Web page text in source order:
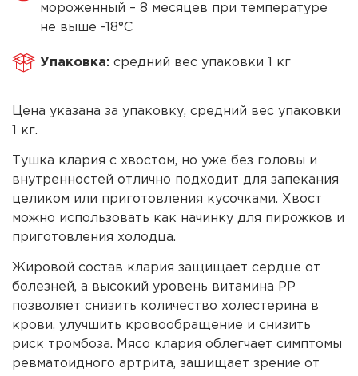
мороженный – 8 месяцев при температуре
не выше -18°С
Упаковка: средний вес упаковки 1 кг
Цена указана за упаковку, средний вес упаковки
1 кг.
Тушка клария с хвостом, но уже без головы и
внутренностей отлично подходит для запекания
целиком или приготовления кусочками. Хвост
можно использовать как начинку для пирожков и
приготовления холодца.
Жировой состав клария защищает сердце от
болезней, а высокий уровень витамина РР
позволяет снизить количество холестерина в
крови, улучшить кровообращение и снизить
риск тромбоза. Мясо клария облегчает симптомы
ревматоидного артрита, защищает зрение от